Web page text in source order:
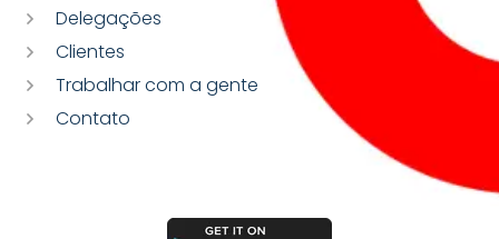
Delegações
Clientes
Trabalhar com a gente
Contato